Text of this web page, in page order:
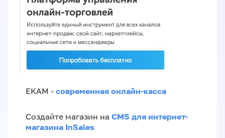
EKAM - современная онлайн-касса
Создайте магазин на CMS для интернет-
магазина InSales